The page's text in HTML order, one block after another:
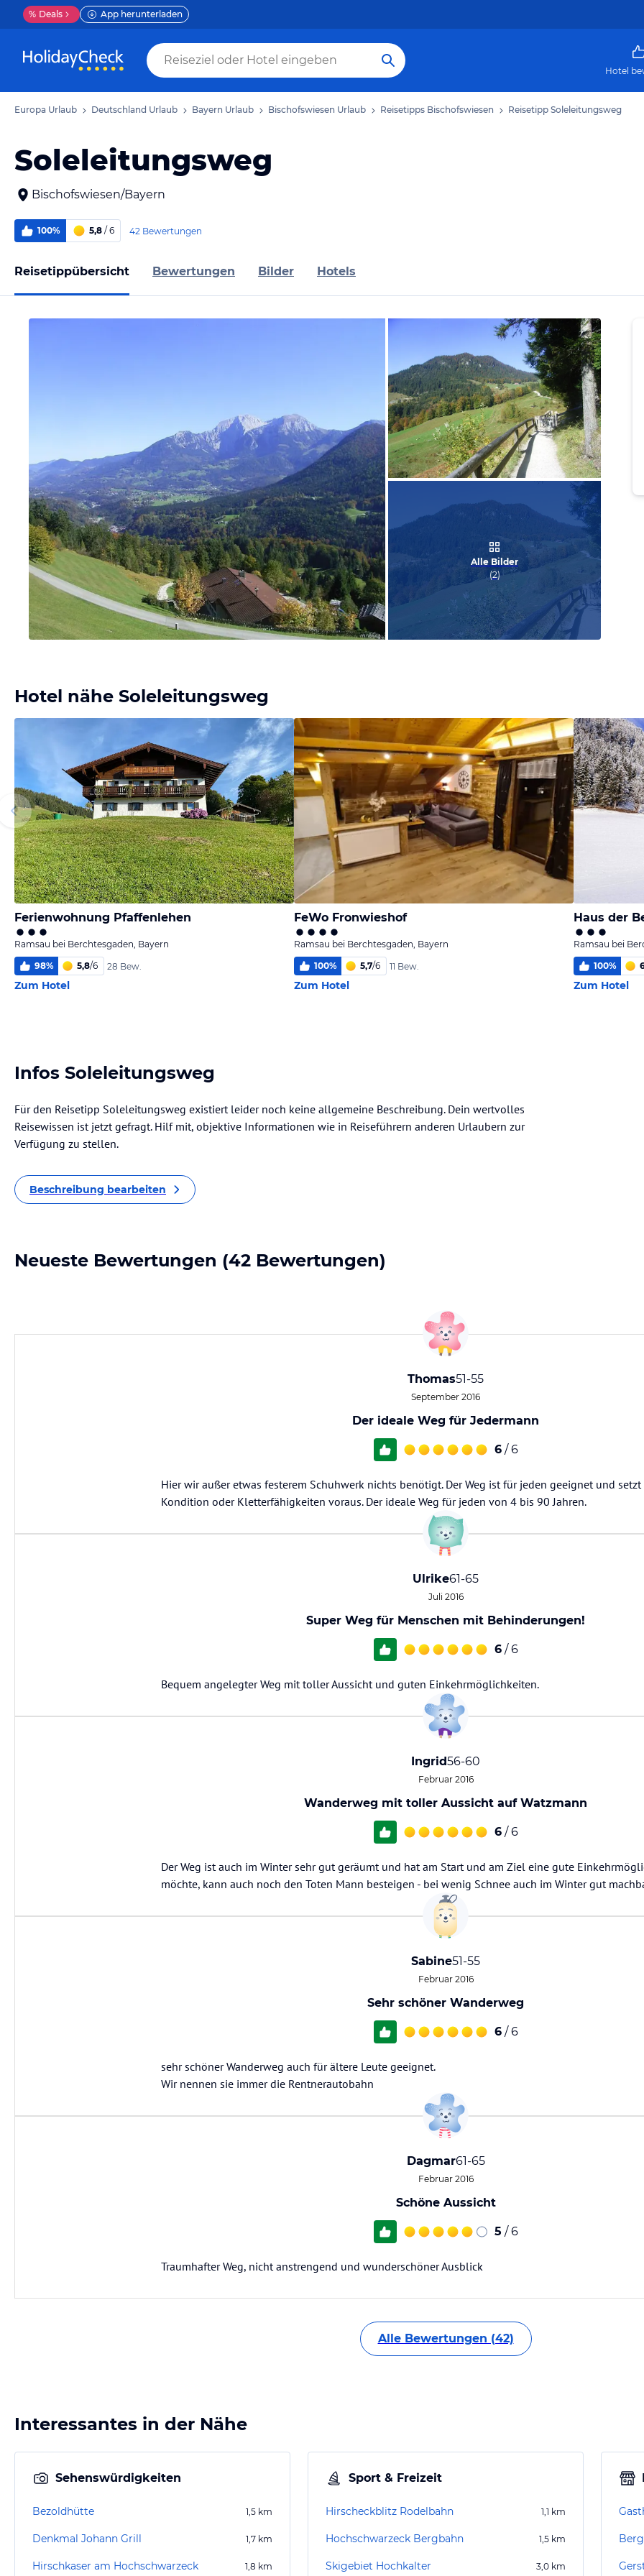
% Deals App herunterladen
Hotel
Europa Urlaub Deutschland Urlaub Bayern Urlaub Bischofswiesen Urlaub Reisetipps Bischofswiesen Reisetipp Soleleitungsweg
Soleleitungsweg
Bischofswiesen/Bayern
100% 5,8 / 6 42 Bewertungen
Reisetippübersicht Bewertungen Bilder Hotels
Bild melden
von Frank & Martina
Alle Bilder
(2)
Hotel nähe Soleleitungsweg
Ferienwohnung Pfaffenlehen
Ramsau bei Berchtesgaden, Bayern
98% 5,8/6 28 Bew.
Zum Hotel
FeWo Fronwieshof
Ramsau bei Berchtesgaden, Bayern
100% 5,7/6 11 Bew.
Zum Hotel
Haus der
Ramsau bei
100%
Zum Hotel
Infos Soleleitungsweg
Für den Reisetipp Soleleitungsweg existiert leider noch keine allgemeine Beschreibung. Dein wertvolles
Reisewissen ist jetzt gefragt. Hilf mit, objektive Informationen wie in Reiseführern anderen Urlaubern zur
Verfügung zu stellen.
Beschreibung bearbeiten
Neueste Bewertungen (42 Bewertungen)
Thomas51-55
September 2016
Der ideale Weg für Jedermann
6 / 6
Hier wir außer etwas festerem Schuhwerk nichts benötigt. Der Weg ist für jeden geeignet und
Kondition oder Kletterfähigkeiten voraus. Der ideale Weg für jeden von 4 bis 90 Jahren.
Ulrike61-65
Juli 2016
Super Weg für Menschen mit Behinderungen!
6 / 6
Bequem angelegter Weg mit toller Aussicht und guten Einkehrmöglichkeiten.
Ingrid56-60
Februar 2016
Wanderweg mit toller Aussicht auf Watzmann
6 / 6
Der Weg ist auch im Winter sehr gut geräumt und hat am Start und am Ziel eine gute
möchte, kann auch noch den Toten Mann besteigen - bei wenig Schnee auch im Winter gut
Sabine51-55
Februar 2016
Sehr schöner Wanderweg
6 / 6
sehr schöner Wanderweg auch für ältere Leute geeignet.
Wir nennen sie immer die Rentnerautobahn
Dagmar61-65
Februar 2016
Schöne Aussicht
5 / 6
Traumhafter Weg, nicht anstrengend und wunderschöner Ausblick
Alle Bewertungen (42)
Interessantes in der Nähe
Sehenswürdigkeiten
Bezoldhütte 1,5 km
Denkmal Johann Grill 1,7 km
Hirschkaser am Hochschwarzeck 1,8 km
Sport & Freizeit
Hirscheckblitz Rodelbahn 1,1 km
Hochschwarzeck Bergbahn 1,5 km
Skigebiet Hochkalter 3,0 km